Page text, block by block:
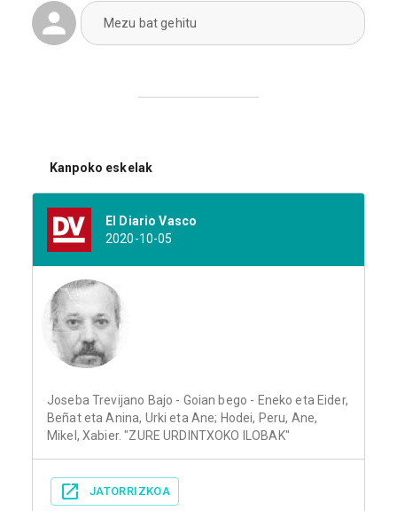
Mezu bat gehitu
Kanpoko eskelak
El Diario Vasco
2020-10-05
Joseba Trevijano Bajo - Goian bego - Eneko eta Eider,
Beñat eta Anina, Urki eta Ane; Hodei, Peru, Ane,
Mikel, Xabier. "ZURE URDINTXOKO ILOBAK"
JATORRIZKOA